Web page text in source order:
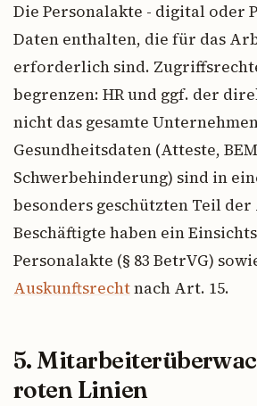
Die Personalakte - digital oder
Daten enthalten, die für das
erforderlich sind.
begrenzen: HR und ggf. der
nicht das gesamte
Gesundheitsdaten (Atteste,
Schwerbehinderung) sind in
besonders geschützten Teil
Beschäftigte haben ein
Personalakte (§ 83 BetrVG)
Auskunftsrechtnach Art. 15.
5.
roten Linien